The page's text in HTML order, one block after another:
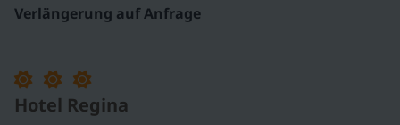
Verlängerung auf Anfrage
Hotel Regina